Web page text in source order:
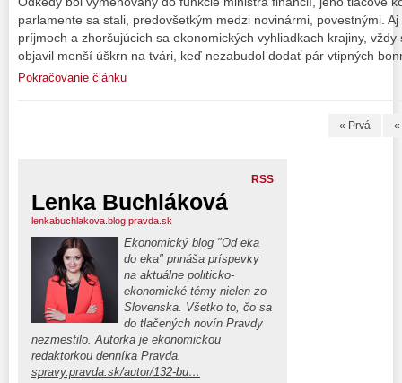
parlamente sa stali, predovšetkým medzi novinármi, povestnými.
príjmoch a zhoršujúcich sa ekonomických vyhliadkach krajiny,
objavil menší úškrn na tvári, keď nezabudol dodať pár vtipných
Pokračovanie článku
« Prvá «
RSS
Lenka Buchláková
lenkabuchlakova.blog.pravda.sk
Ekonomický blog "Od eka
do eka" prináša príspevky
na aktuálne politicko-
ekonomické témy nielen zo
Slovenska. Všetko to, čo sa
do tlačených novín Pravdy
nezmestilo. Autorka je ekonomickou
redaktorkou denníka Pravda.
spravy.pravda.sk/autor/132-bu…